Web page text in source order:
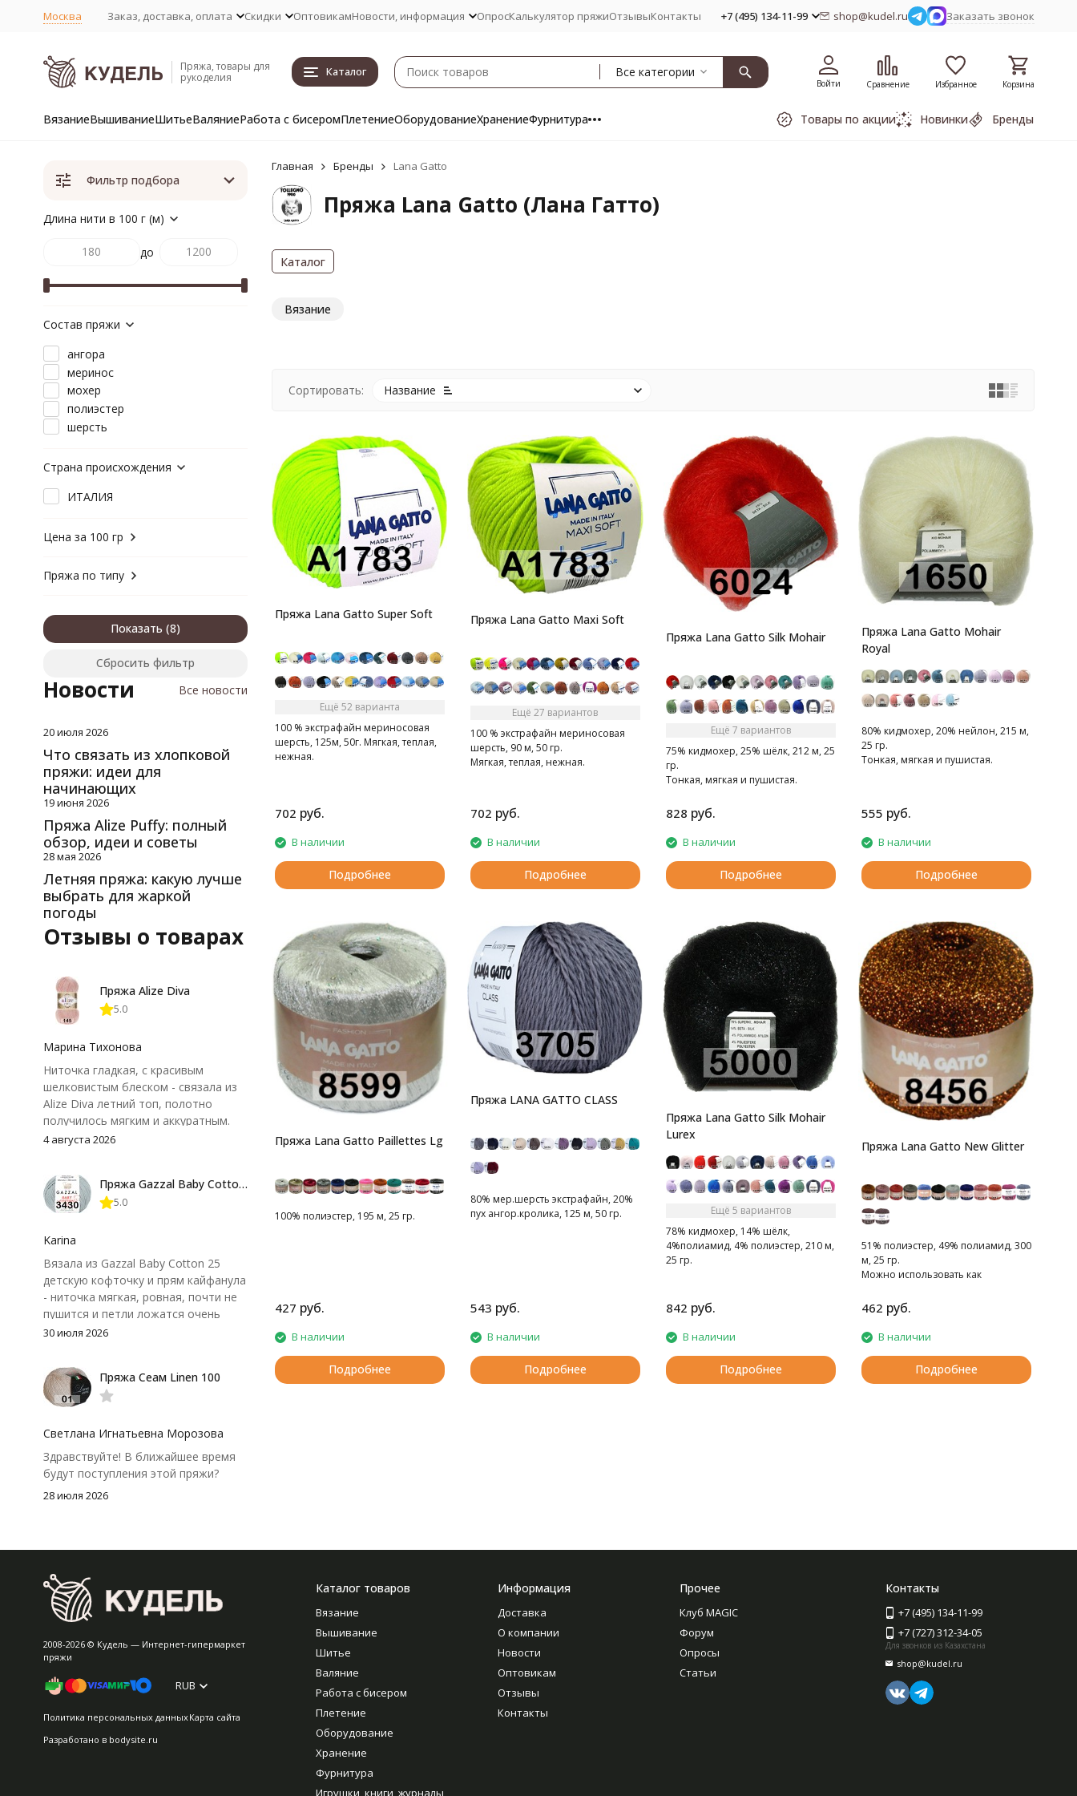
Москва Заказ, доставка, оплата Скидки ОптовикамНовости, информация ОпросКалькулятор пряжиОтзывыКонтакты +7 (495) 134-11-99 shop@kudel.ru Заказать звонок
Пряжа, товары для
рукоделия
Каталог Все категории
Войти Сравнение Избранное Корзина
ВязаниеВышиваниеШитьеВаляниеРабота с бисеромПлетениеОборудованиеХранениеФурнитура Товары по акции Новинки Бренды
Главная Бренды Lana Gatto
Пряжа Lana Gatto (Лана Гатто)
Каталог
Вязание
Сортировать: Название
Пряжа Lana Gatto Super Soft
Ещё 52 варианта
100 % экстрафайн мериносовая
шерсть, 125м, 50г. Мягкая, теплая,
нежная.
702 руб.
В наличии
Подробнее
Пряжа Lana Gatto Maxi Soft
Ещё 27 вариантов
100 % экстрафайн мериносовая
шерсть, 90 м, 50 гр.
Мягкая, теплая, нежная.
702 руб.
В наличии
Подробнее
Пряжа Lana Gatto Silk Mohair
Ещё 7 вариантов
75% кидмохер, 25% шёлк, 212 м, 25
гр.
Тонкая, мягкая и пушистая.
828 руб.
В наличии
Подробнее
Пряжа Lana Gatto Mohair
Royal
80% кидмохер, 20% нейлон, 215 м,
25 гр.
Тонкая, мягкая и пушистая.
555 руб.
В наличии
Подробнее
Пряжа Lana Gatto Paillettes Lg
100% полиэстер, 195 м, 25 гр.
427 руб.
В наличии
Подробнее
Пряжа LANA GATTO CLASS
80% мер.шерсть экстрафайн, 20%
пух ангор.кролика, 125 м, 50 гр.
543 руб.
В наличии
Подробнее
Пряжа Lana Gatto Silk Mohair
Lurex
Ещё 5 вариантов
78% кидмохер, 14% шёлк,
4%полиамид, 4% полиэстер, 210 м,
25 гр.
842 руб.
В наличии
Подробнее
Пряжа Lana Gatto New Glitter
51% полиэстер, 49% полиамид, 300
м, 25 гр.
Можно использовать как
добавки к любой другой пряже.
462 руб.
В наличии
Подробнее
Фильтр подбора
Длина нити в 100 г (м)
до
Состав пряжи
ангора
меринос
мохер
полиэстер
шерсть
Страна происхождения
ИТАЛИЯ
Цена за 100 гр
Пряжа по типу
Показать
Сбросить фильтр
Новости Все новости
20 июля 2026
Что связать из хлопковой
пряжи: идеи для
начинающих
19 июня 2026
Пряжа Alize Puffy: полный
обзор, идеи и советы
28 мая 2026
Летняя пряжа: какую лучше
выбрать для жаркой
погоды
Отзывы о товарах
Пряжа Alize Diva
5.0
Марина Тихонова
Ниточка гладкая, с красивым
шелковистым блеском - связала из
Alize Diva летний топ, полотно
получилось мягким и аккуратным.
Петли хорошо видны, вяжется
нюанс - пряжа немного скользит и
иногда расслаивается, пришлось
крючок поудобнее.
4 августа 2026
Пряжа Gazzal Baby Cotton 25
5.0
Karina
Вязала из Gazzal Baby Cotton 25
детскую кофточку и прям кайфанула
- ниточка мягкая, ровная, почти не
пушится и петли ложатся очень
аккуратно. После стирки полотно
потеряло, цвет тоже не стал
тусклее. Единственный нюанс -
моточки маленькие, расход лучше
чуть-чуть не хватило))
30 июля 2026
Пряжа Сеам Linen 100
Светлана Игнатьевна Морозова
Здравствуйте! В ближайшее время
будут поступления этой пряжи?
28 июля 2026
2008-2026 © Кудель — Интернет-гипермаркет
пряжи
RUB
Политика персональных данныхКарта сайта
Разработано в bodysite.ru
Каталог товаров
Вязание
Вышивание
Шитье
Валяние
Работа с бисером
Плетение
Оборудование
Хранение
Фурнитура
Игрушки, книги, журналы,
Информация
Доставка
О компании
Новости
Оптовикам
Отзывы
Контакты
Прочее
Клуб MAGIC
Форум
Опросы
Статьи
Контакты
+7 (495) 134-11-99
+7 (727) 312-34-05
Для звонков из Казахстана
shop@kudel.ru